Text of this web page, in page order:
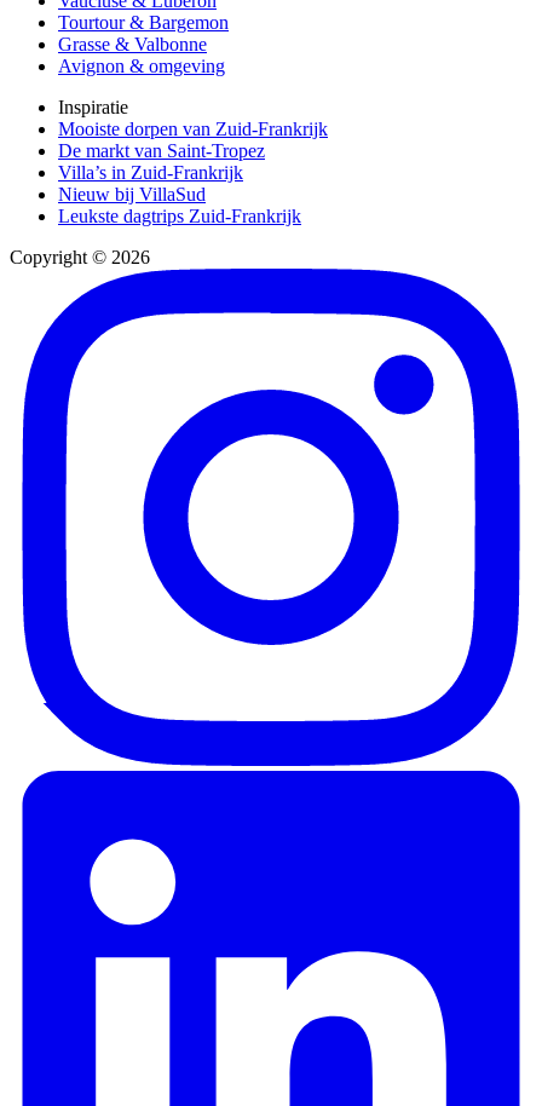
Tourtour & Bargemon
Grasse & Valbonne
Avignon & omgeving
Inspiratie
Mooiste dorpen van Zuid-Frankrijk
De markt van Saint-Tropez
Villa’s in Zuid-Frankrijk
Nieuw bij VillaSud
Leukste dagtrips Zuid-Frankrijk
Copyright © 2026